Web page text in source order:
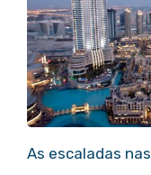
As escaladas